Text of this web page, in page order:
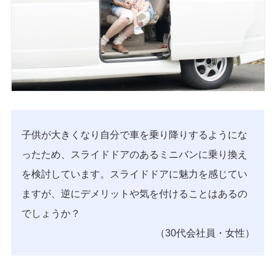
子供が大きくなり自分で車を乗り降りするようにな
ったため、スライドドアのあるミニバンに乗り換え
を検討しています。スライドドアに魅力を感じてい
ますが、逆にデメリットや気を付けることはあるの
でしょうか？
（30代会社員・女性）